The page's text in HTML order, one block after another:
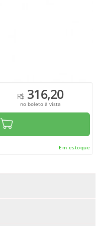
R$ 316,20
no boleto à vista
Em estoque